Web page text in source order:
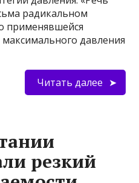
радикальном
применявшейся
давления
Читать далее
резкий